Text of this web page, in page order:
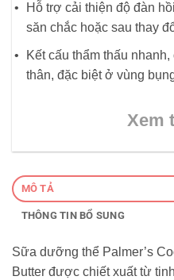
Hỗ trợ cải thiện độ đàn
săn chắc hoặc sau thay
Kết cấu thẩm thấu
thân, đặc biệt ở vùng
Xem
MÔ TẢ
THÔNG TIN BỔ SUNG
Sữa dưỡng thể Palmer’s
Butter được chiết xuất từ